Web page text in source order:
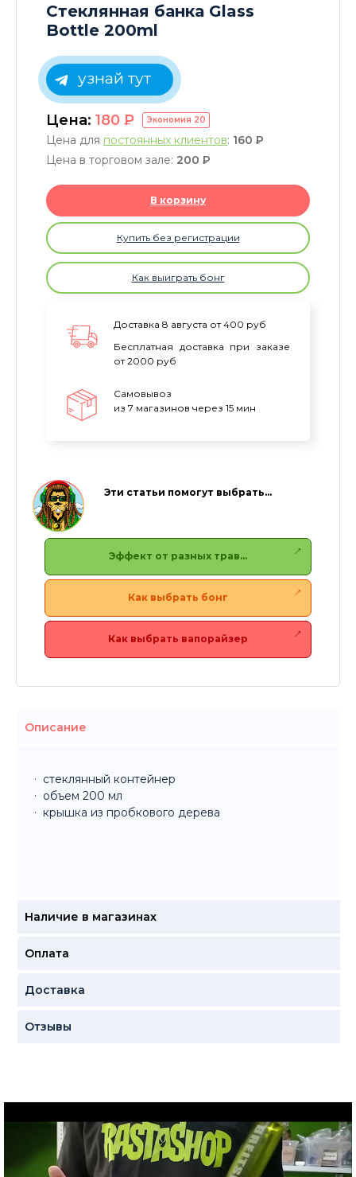
Стеклянная банка Glass
Bottle 200ml
узнай тут
Цена: 180 P Экономия 20
Цена для постоянных клиентов: 160 P
Цена в торговом зале: 200 P
В корзину
Купить без регистрации
Как выиграть бонг
Доставка 8 августа от 400 руб
Бесплатная доставка при заказе
от 2000 руб
Самовывоз
из 7 магазинов через 15 мин
Эти статьи помогут выбрать…
Эффект от разных трав…
Как выбрать бонг
Как выбрать вапорайзер
Описание
стеклянный контейнер
объем 200 мл
крышка из пробкового дерева
Наличие в магазинах
Оплата
Доставка
Отзывы